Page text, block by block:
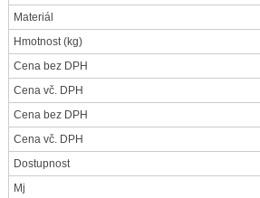
Materiál
Hmotnost(kg)
Cena bez DPH
Cena vč. DPH
Cena bez DPH
Cena vč. DPH
Dostupnost
Mj